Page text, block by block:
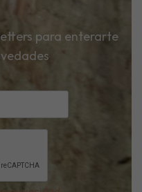
para enterarte